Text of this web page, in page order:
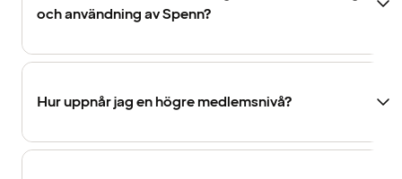
och användning av Spenn?
Hur uppnår jag en högre medlemsnivå?